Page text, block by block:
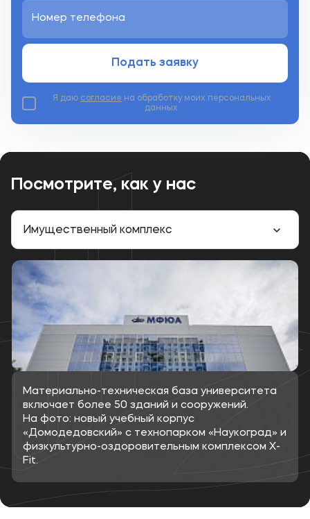
Подать заявку
Я даю согласие на обработку моих персональных
данных.
Посмотрите, как у нас
Имущественный комплекс
Материально-техническая база университета
включает более 50 зданий и сооружений.
На фото: новый учебный корпус
«Домодедовский» с технопарком «Наукоград» и
физкультурно-оздоровительным комплексом X-
Fit.